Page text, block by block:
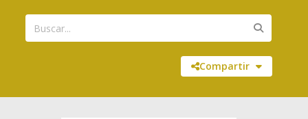
Compartir